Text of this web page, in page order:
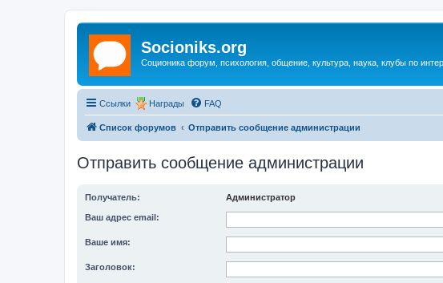
Socioniks.org
Соционика форум, психология, общение, культура, наука, клубы по
Ссылки Награды FAQ
Список форумов Отправить сообщение администрации
Отправить сообщение администрации
Получатель: Администратор
Ваш адрес email:
Ваше имя:
Заголовок: